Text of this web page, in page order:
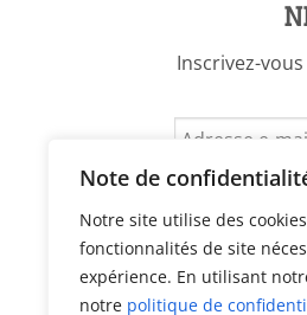
Note de
Notre site utilise des
fonctionnalités de site
expérience. En utilisant
notre politique de
Inscrivez-